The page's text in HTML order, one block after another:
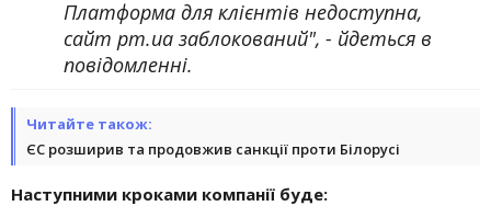
Платформа для клієнтів недоступна,
сайт pm.ua заблокований", - йдеться в
повідомленні.
Читайте також:
ЄС розширив та продовжив санкції проти Білорусі
Наступними кроками компанії буде: